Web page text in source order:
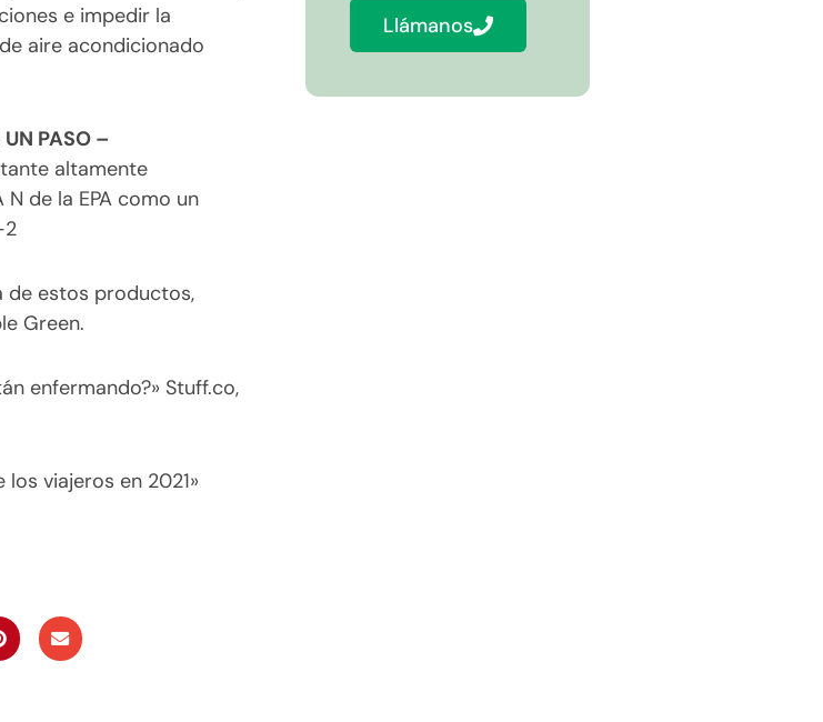
e impedir la
aire acondicionado
UN PASO –
altamente
de la EPA como un
2
de estos productos,
Green.
enfermando?» Stuff.co,
viajeros en 2021»
Llámanos